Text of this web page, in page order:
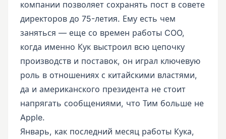
компании позволяет сохранять пост в совете
директоров до 75-летия. Ему есть чем
заняться — еще со времен работы COO,
когда именно Кук выстроил всю цепочку
производств и поставок, он играл ключевую
роль в отношениях с китайскими властями,
да и американского президента не стоит
напрягать сообщениями, что Тим больше не
Apple.
Январь, как последний месяц работы Кука,